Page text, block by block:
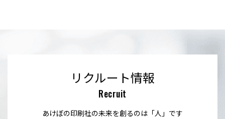
リクルート情報
Recruit
あけぼの印刷社の未来を創るのは「人」です